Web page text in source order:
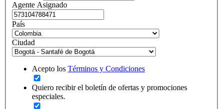
Agente Asignado
País
Ciudad
Acepto los Términos y Condiciones
Quiero recibir el boletín de ofertas y promociones
especiales.